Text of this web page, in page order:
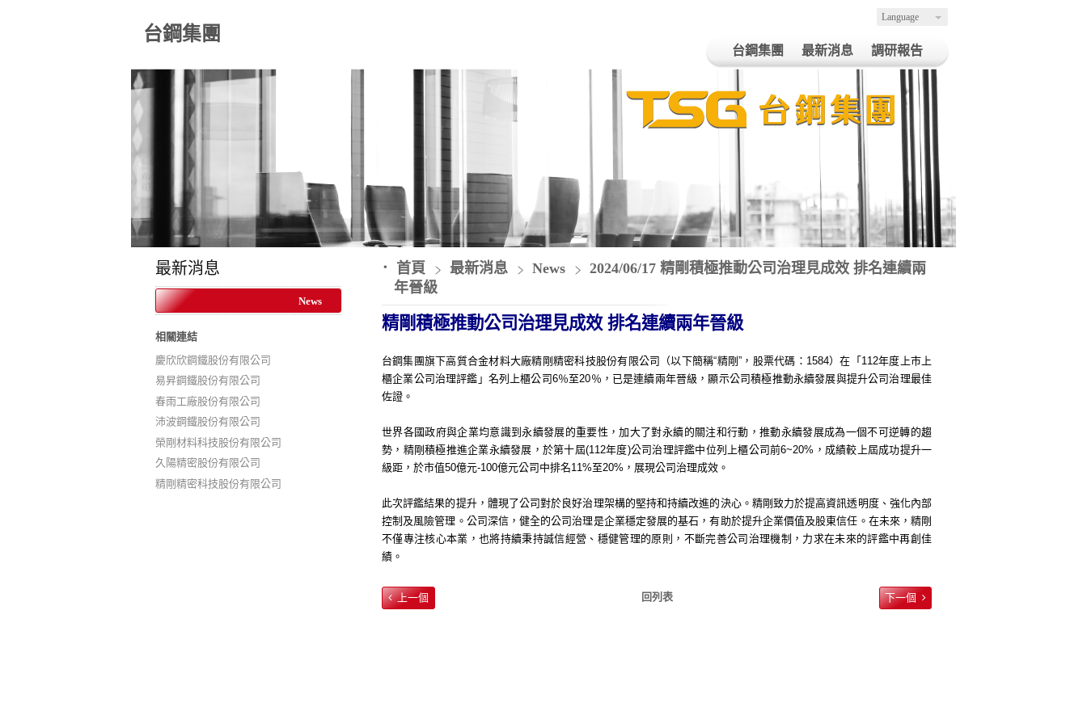
Language
台鋼集團
台鋼集團 最新消息 調研報告
最新消息
News
相關連結
慶欣欣鋼鐵股份有限公司
易昇鋼鐵股份有限公司
春雨工廠股份有限公司
沛波鋼鐵股份有限公司
榮剛材料科技股份有限公司
久陽精密股份有限公司
精剛精密科技股份有限公司
首頁 最新消息 News
2024/06/17 精剛積極推動公司治理見成效 排名連續兩
年晉級
精剛積極推動公司治理見成效 排名連續兩年晉級
台鋼集團旗下高質合金材料大廠精剛精密科技股份有限公司（以下簡稱“精剛”，股票代碼： 1584）在「 112年度上市上
櫃企業公司治理評鑑」名列上櫃公司6％至20％，已是連續兩年晉級，顯示公司積極推動永續發展與提升公司治理最佳
佐證。
世界各國政府與企業均意識到永續發展的重要性，加大了對永續的關注和行動，推動永續發展成為一個不可逆轉的趨
勢，精剛積極推進企業永續發展，於第十屆(112年度)公司治理評鑑中位列上櫃公司前6~20% ，成績較上屆成功提升一
級距，於市值50億元-100億元公司中排名11%至20% ，展現公司治理成效。
此次評鑑結果的提升，體現了公司對於良好治理架構的堅持和持續改進的決心。精剛致力於提高資訊透明度、強化內部
控制及風險管理。公司深信，健全的公司治理是企業穩定發展的基石，有助於提升企業價值及股東信任。在未來，精剛
不僅專注核心本業，也將持續秉持誠信經營、穩健管理的原則，不斷完善公司治理機制，力求在未來的評鑑中再創佳
績。
上一個 回列表 下一個